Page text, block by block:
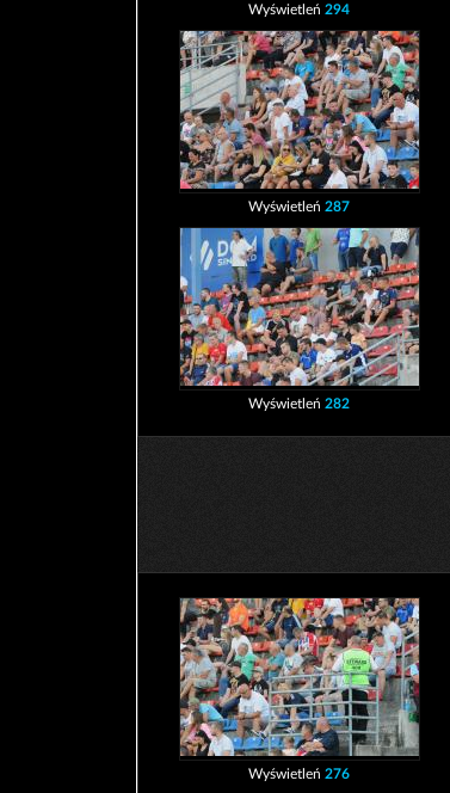
Wyświetleń294
Wyświetleń287
Wyświetleń282
Wyświetleń276